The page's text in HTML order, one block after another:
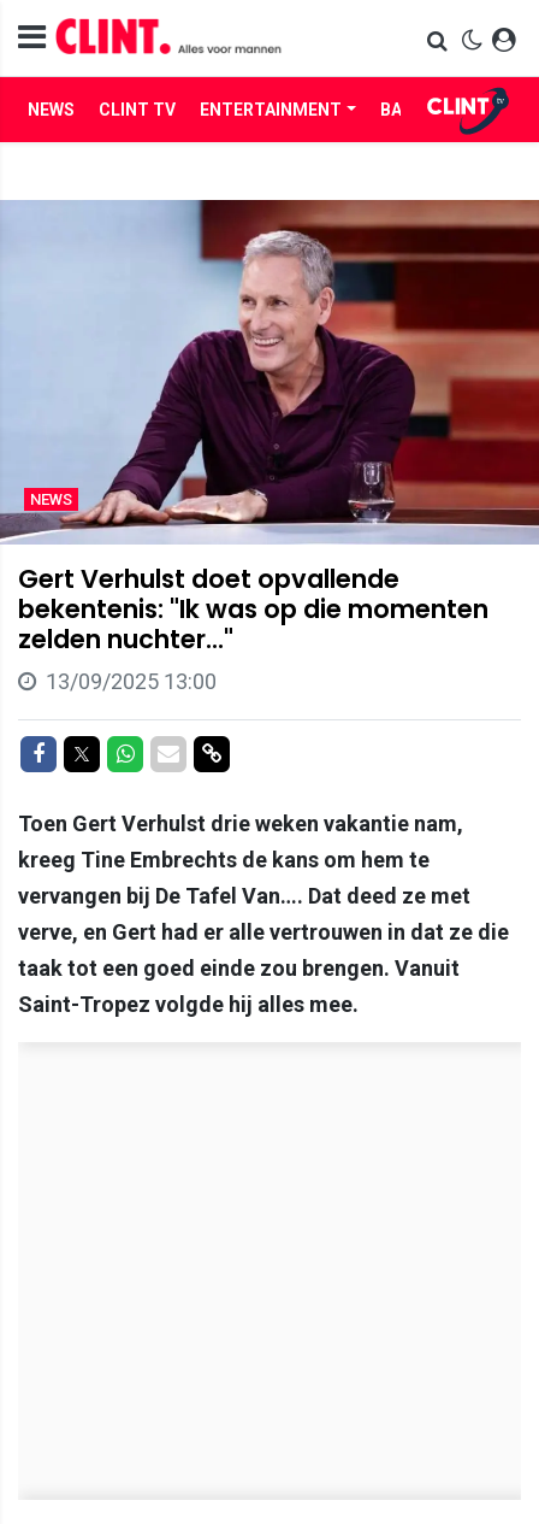
NEWS CLINT TV ENTERTAINMENT BABES LIFE
NEWS
Gert Verhulst doet opvallende
bekentenis: "Ik was op die momenten
zelden nuchter..."
13/09/2025 13:00
Delen op Facebook
Delen op Twitter
Delen op Whatsapp
Delen via Mail
Delen via link
Toen Gert Verhulst drie weken vakantie nam,
kreeg Tine Embrechts de kans om hem te
vervangen bij De Tafel Van…. Dat deed ze met
verve, en Gert had er alle vertrouwen in dat ze die
taak tot een goed einde zou brengen. Vanuit
Saint-Tropez volgde hij alles mee.